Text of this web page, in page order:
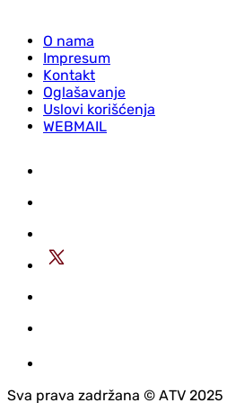
O nama
Impresum
Kontakt
Oglašavanje
Uslovi korišćenja
WEBMAIL
Sva prava zadržana © АTV 2025